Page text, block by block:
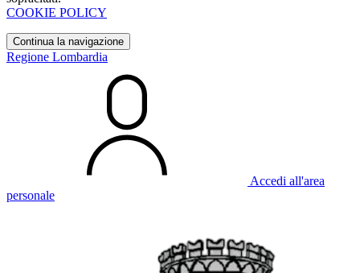
COOKIE POLICY
Continua la navigazione
Regione Lombardia
Accedi all'area
personale